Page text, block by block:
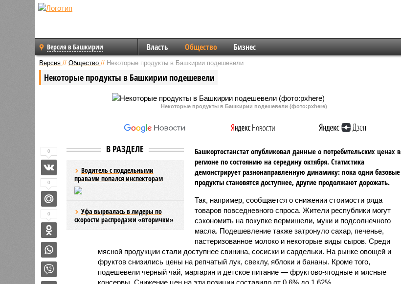
Версия в Башкирии Власть Общество Бизнес
Версия // Общество // Некоторые продукты в Башкирии подешевели
Некоторые продукты в Башкирии подешевели
Некоторые продукты в Башкирии подешевели (фото:pxhere)
В РАЗДЕЛЕ
Водитель с поддельными
правами попался инспекторам
Уфа вырвалась в лидеры по
скорости распродажи «вторички»
Башкортостанстат опубликовал данные о потребительских ценах в
регионе по состоянию на середину октября. Статистика
демонстрирует разнонаправленную динамику: пока одни базовые
продукты становятся доступнее, другие продолжают дорожать.
Так, например, сообщается о снижении стоимости ряда
товаров повседневного спроса. Жители республики могут
сэкономить на покупке вермишели, муки и подсолнечного
масла. Подешевление также затронуло сахар, печенье,
пастеризованное молоко и некоторые виды сыров. Среди
мясной продукции стали доступнее свинина, сосиски и сардельки. На рынке овощей и
фруктов снизились цены на репчатый лук, свеклу, яблоки и бананы. Кроме того,
подешевели черный чай, маргарин и детское питание — фруктово-ягодные и мясные
консервы. Снижение цен на эти позиции составило от 0,6% до 1,62%.
0
0
0